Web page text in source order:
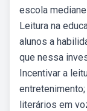
escola
Leitura na
alunos a
que nessa
Incentivar a
literários em